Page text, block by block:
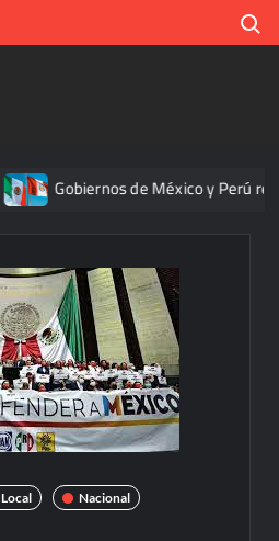
Gobiernos de México y Perú
Local
Nacional